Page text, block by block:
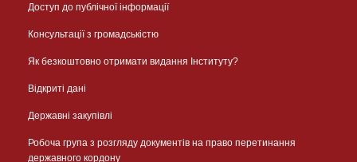
Доступ до публічної інформації
Консультації з громадськістю
Як безкоштовно отримати видання Інституту?
Відкриті дані
Державні закупівлі
Робоча група з розгляду документів на право перетинання
державного кордону